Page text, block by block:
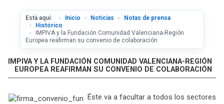
Está aquí: Inicio Noticias
Notas de prensa
Histórico
IMPIVA y la Fundación Comunidad Valenciana-Región
Europea reafirman su convenio de colaboración
IMPIVA Y LA FUNDACIÓN COMUNIDAD VALENCIANA-REGIÓN
EUROPEA REAFIRMAN SU CONVENIO DE COLABORACIÓN
Éste va a facultar a todos los sectores